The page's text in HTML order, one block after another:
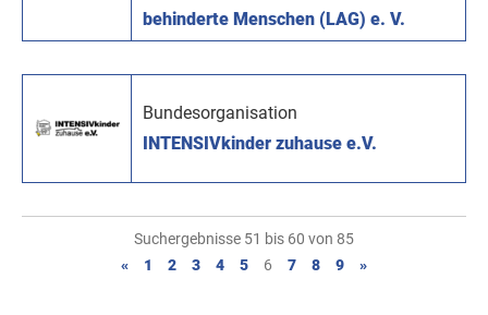
behinderte Menschen (LAG) e. V.
Bundesorganisation
INTENSIVkinder zuhause e.V.
Suchergebnisse 51 bis 60 von 85
«
1 2 3 4 5 6 7 8 9 »